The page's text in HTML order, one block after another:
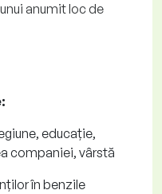
anumit loc de
educație,
companiei, vârstă
în benzile